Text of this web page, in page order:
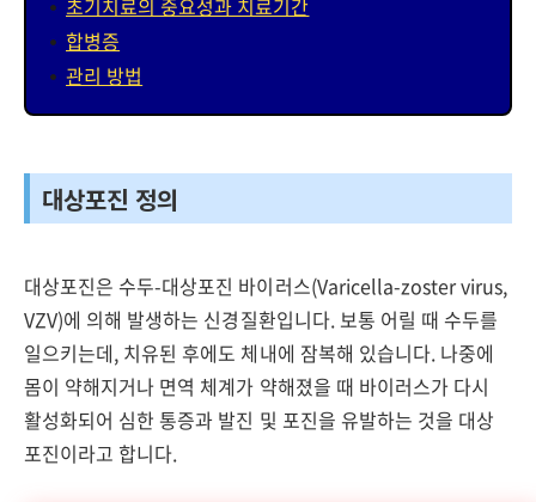
초기치료의 중요성과 치료기간
합병증
관리 방법
대상포진 정의
대상포진은 수두-대상포진 바이러스(Varicella-zoster virus,
VZV)에 의해 발생하는 신경질환입니다. 보통 어릴 때 수두를
일으키는데, 치유된 후에도 체내에 잠복해 있습니다. 나중에
몸이 약해지거나 면역 체계가 약해졌을 때 바이러스가 다시
활성화되어 심한 통증과 발진 및 포진을 유발하는 것을 대상
포진이라고 합니다.